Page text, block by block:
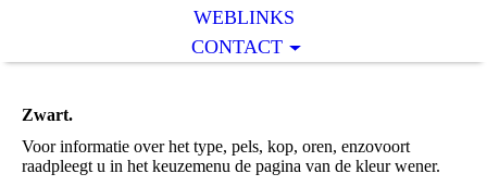
WEBLINKS
CONTACT
Zwart.
Voor informatie over het type, pels, kop, oren, enzovoort
raadpleegt u in het keuzemenu de pagina van de kleur wener.